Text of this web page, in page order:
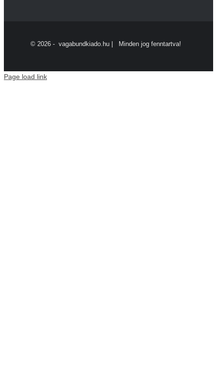
© 2026 - vagabundkiado.hu | Minden jog fenntartva!
Page load link